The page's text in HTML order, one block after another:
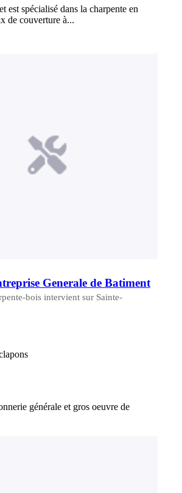
est spécialisé dans la charpente en
de couverture à...
Generale de Batiment
bois intervient sur Sainte-
générale et gros oeuvre de